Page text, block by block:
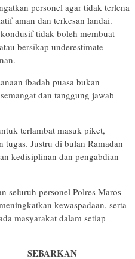
personel agar tidak terlena
aman dan terkesan landai.
tidak boleh membuat
bersikap underestimate
ibadah puasa bukan
dan tanggung jawab
terlambat masuk piket,
tugas. Justru di bulan Ramadan
kedisiplinan dan pengabdian
seluruh personel Polres Maros
kewaspadaan, serta
masyarakat dalam setiap
SEBARKAN